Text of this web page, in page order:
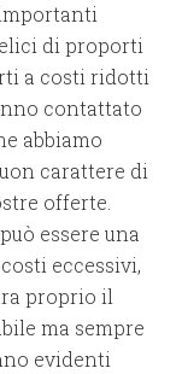
di proporti
a costi ridotti
contattato
abbiamo
carattere di
offerte.
essere una
eccessivi,
proprio il
ma sempre
evidenti